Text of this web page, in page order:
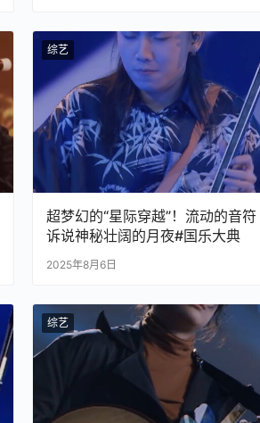
综艺
超梦幻的“星际穿越”！流动的音符
诉说神秘壮阔的月夜#国乐大典
2025年8月6日
综艺